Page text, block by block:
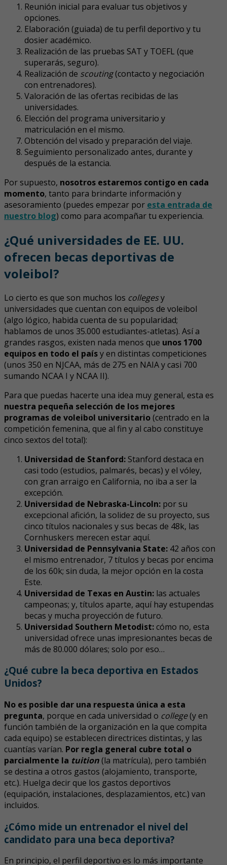
Reunión inicial para evaluar tus objetivos y
opciones.
Elaboración (guiada) de tu perfil deportivo y tu
dosier académico.
Realización de las pruebas SAT y TOEFL (que
superarás, seguro).
Realización de scouting(contacto y negociación
con entrenadores).
Valoración de las ofertas recibidas de las
universidades.
Elección del programa universitario y
matriculación en el mismo.
Obtención del visado y preparación del viaje.
Seguimiento personalizado antes, durante y
después de la estancia.
Por supuesto, nosotros estaremos contigo en cada
momento, tanto para brindarte información y
asesoramiento (puedes empezar por esta entrada de
nuestro blog) como para acompañar tu experiencia.
¿Qué universidades de EE. UU.
ofrecen becas deportivas de
voleibol?
Lo cierto es que son muchos los collegesy
universidades que cuentan con equipos de voleibol
(algo lógico, habida cuenta de su popularidad;
hablamos de unos 35.000 estudiantes-atletas). Así a
grandes rasgos, existen nada menos que unos 1700
equipos en todo el paísy en distintas competiciones
(unos 350 en NJCAA, más de 275 en NAIA y casi 700
sumando NCAA I y NCAA II).
Para que puedas hacerte una idea muy general, esta es
nuestra pequeña selección de los mejores
programas de voleibol universitario(centrado en la
competición femenina, que al fin y al cabo constituye
cinco sextos del total):
Universidad de Stanford: Stanford destaca en
casi todo (estudios, palmarés, becas) y el vóley,
con gran arraigo en California, no iba a ser la
excepción.
Universidad de Nebraska-Lincoln: por su
excepcional afición, la solidez de su proyecto, sus
cinco títulos nacionales y sus becas de 48k, las
Cornhuskers merecen estar aquí.
Universidad de Pennsylvania State: 42 años con
el mismo entrenador, 7 títulos y becas por encima
de los 60k; sin duda, la mejor opción en la costa
Este.
Universidad de Texas en Austin: las actuales
campeonas; y, títulos aparte, aquí hay estupendas
becas y mucha proyección de futuro.
Universidad Southern Metodist:cómo no, esta
universidad ofrece unas impresionantes becas de
más de 80.000 dólares; solo por eso…
¿Qué cubre la beca deportiva en Estados
Unidos?
No es posible dar una respuesta única a esta
pregunta, porque en cada universidad o college(y en
función también de la organización en la que compita
cada equipo) se establecen directrices distintas, y las
cuantías varían. Por regla general cubre total o
parcialmente la tuition(la matrícula), pero también
se destina a otros gastos (alojamiento, transporte,
etc.). Huelga decir que los gastos deportivos
(equipación, instalaciones, desplazamientos, etc.) van
incluidos.
¿Cómo mide un entrenador el nivel del
candidato para una beca deportiva?
En principio, el perfil deportivo es lo más importante